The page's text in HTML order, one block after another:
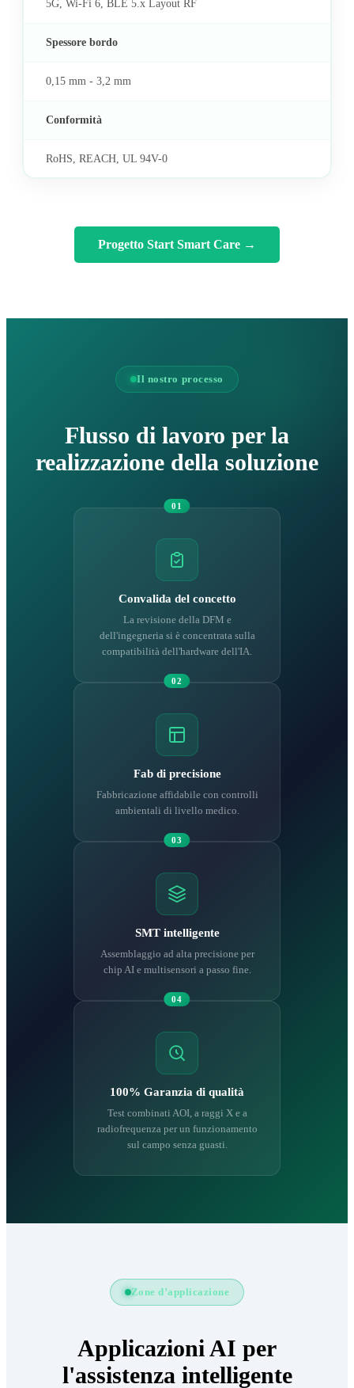
5G, Wi-Fi 6, BLE 5.x Layout RF
Spessore bordo
0,15 mm - 3,2 mm
Conformità
RoHS, REACH, UL 94V-0
Progetto Start Smart Care →
Il nostro processo
Flusso di lavoro per la
realizzazione della soluzione
01
Convalida del concetto
La revisione della DFM e
dell'ingegneria si è concentrata sulla
compatibilità dell'hardware dell'IA.
02
Fab di precisione
Fabbricazione affidabile con controlli
ambientali di livello medico.
03
SMT intelligente
Assemblaggio ad alta precisione per
chip AI e multisensori a passo fine.
04
100% Garanzia di qualità
Test combinati AOI, a raggi X e a
radiofrequenza per un funzionamento
sul campo senza guasti.
Zone d’applicazione
Applicazioni AI per
l'assistenza intelligente